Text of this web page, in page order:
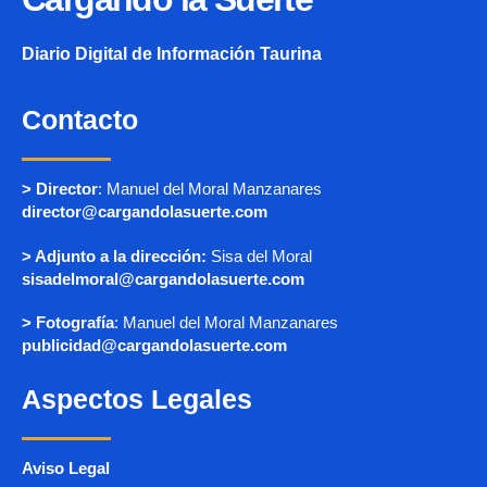
Diario Digital de Información Taurina
Contacto
> Director: Manuel del Moral Manzanares
director@cargandolasuerte.com
> Adjunto a la dirección: Sisa del Moral
sisadelmoral@cargandolasuerte.com
> Fotografía: Manuel del Moral Manzanares
publicidad@cargandolasuerte.com
Aspectos Legales
Aviso Legal